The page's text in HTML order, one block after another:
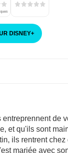
DISNEY+
de
et qu'ils sont
ils rentrent
mariée avec